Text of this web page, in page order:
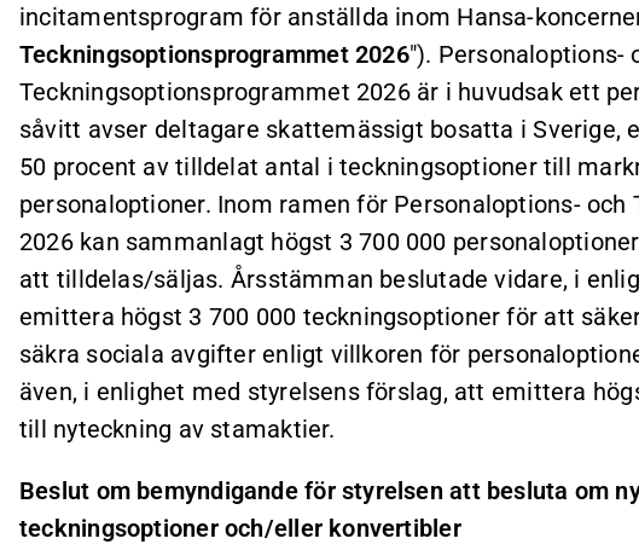
incitamentsprogram för anställda inom Hansa-
Teckningsoptionsprogrammet 2026"). Personaloptions-
Teckningsoptionsprogrammet 2026 är i huvudsak ett
såvitt avser deltagare skattemässigt bosatta i Sverige,
50 procent av tilldelat antal i teckningsoptioner till
personaloptioner. Inom ramen för Personaloptions-
2026 kan sammanlagt högst 3 700 000
att tilldelas/säljas. Årsstämman beslutade vidare, i
emittera högst 3 700 000 teckningsoptioner för att
säkra sociala avgifter enligt villkoren för
även, i enlighet med styrelsens förslag, att emittera
till nyteckning av stamaktier.
Beslut om bemyndigande för styrelsen att besluta om
teckningsoptioner och/eller konvertibler